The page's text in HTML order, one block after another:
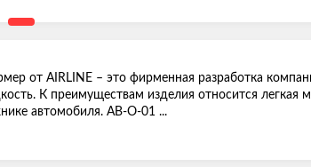
от AIRLINE – это фирменная разработка
К преимуществам изделия относится легкая
автомобиля. AB-O-01 ...